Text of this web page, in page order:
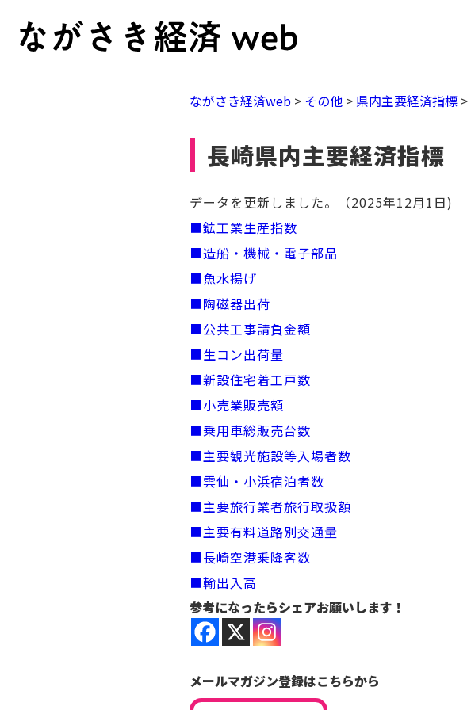
ながさき経済web > その他 > 県内主要経済指標 >
長崎県内主要経済指標
データを更新しました。（2025年12月1日)
■鉱工業生産指数
■造船・機械・電子部品
■魚水揚げ
■陶磁器出荷
■公共工事請負金額
■生コン出荷量
■新設住宅着工戸数
■小売業販売額
■乗用車総販売台数
■主要観光施設等入場者数
■雲仙・小浜宿泊者数
■主要旅行業者旅行取扱額
■主要有料道路別交通量
■長崎空港乗降客数
■輸出入高
参考になったらシェアお願いします！
メールマガジン登録はこちらから